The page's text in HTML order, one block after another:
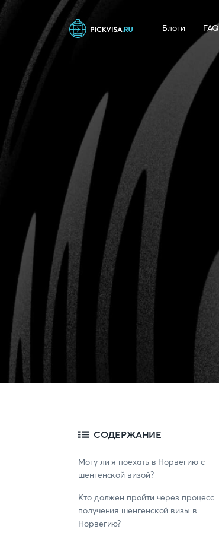
Блоги FAQ
СОДЕРЖАНИЕ
Могу ли я поехать в Норвегию с
шенгенской визой?
Кто должен пройти через процесс
получения шенгенской визы в
Норвегию?